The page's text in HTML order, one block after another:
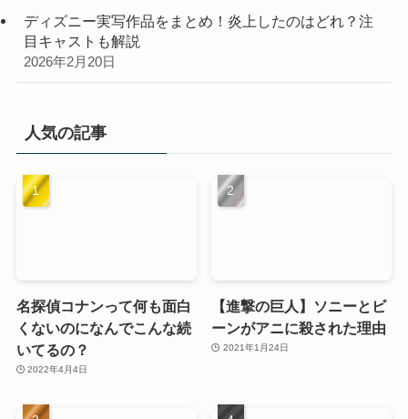
ディズニー実写作品をまとめ！炎上したのはどれ？注
目キャストも解説
2026年2月20日
人気の記事
名探偵コナンって何も面白
くないのになんでこんな続
いてるの？
2022年4月4日
【進撃の巨人】ソニーとビ
ーンがアニに殺された理由
2021年1月24日